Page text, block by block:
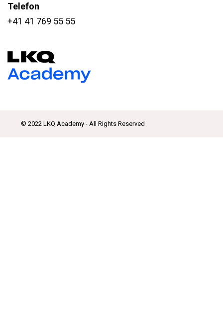
Telefon
+41 41 769 55 55
© 2022 LKQ Academy - All Rights Reserved